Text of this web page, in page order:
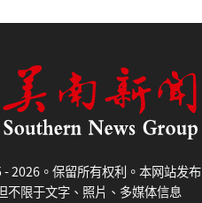
- 2026。保留所有权利。本网站发布
不限于文字、照片、多媒体信息